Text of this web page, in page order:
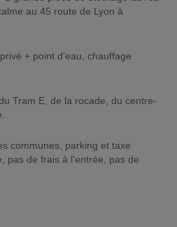
au 45 route de Lyon à
+ point d'eau, chauffage
Tram E, de la rocade, du centre-
communes, parking et taxe
pas de frais à l'entrée, pas de